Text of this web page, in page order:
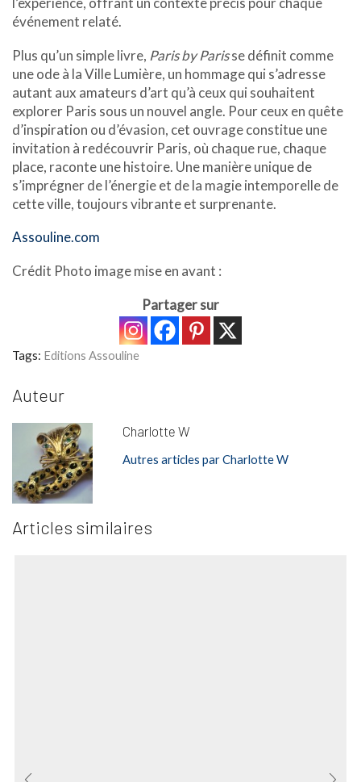
événement relaté.
Plus qu’un simple livre, Paris by Parisse définit comme
une ode à la Ville Lumière, un hommage qui s’adresse
autant aux amateurs d’art qu’à ceux qui souhaitent
explorer Paris sous un nouvel angle. Pour ceux en quête
d’inspiration ou d’évasion, cet ouvrage constitue une
invitation à redécouvrir Paris, où chaque rue, chaque
place, raconte une histoire. Une manière unique de
s’imprégner de l’énergie et de la magie intemporelle de
cette ville, toujours vibrante et surprenante.
Assouline.com
Crédit Photo image mise en avant :
Partager sur
Tags: Editions Assouline
Auteur
Charlotte W
Autres articles par Charlotte W
Articles similaires